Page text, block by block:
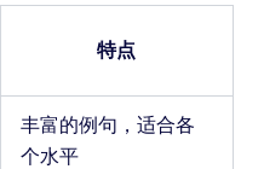
特点
丰富的例句，适合各
个水平